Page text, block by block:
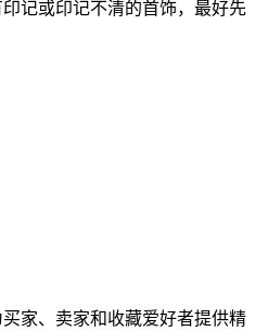
记或印记不清的首饰，最好先
家、卖家和收藏爱好者提供精